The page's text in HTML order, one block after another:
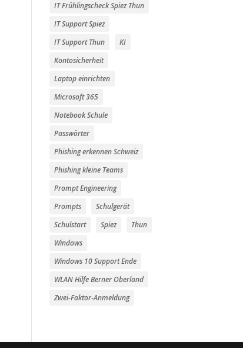
IT Frühlingscheck Spiez Thun
IT Support Spiez
IT Support Thun
KI
Kontosicherheit
Laptop einrichten
Microsoft 365
Notebook Schule
Passwörter
Phishing erkennen Schweiz
Phishing kleine Teams
Prompt Engineering
Prompts
Schulgerät
Schulstart
Spiez
Thun
Windows
Windows 10 Support Ende
WLAN Hilfe Berner Oberland
Zwei-Faktor-Anmeldung